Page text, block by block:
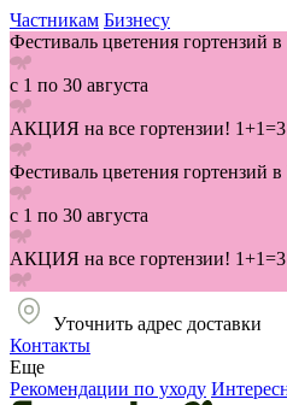
Частникам Бизнесу
Фестиваль цветения гортензий
с 1 по 30 августа
АКЦИЯ на все гортензии! 1+1=3
Фестиваль цветения гортензий
с 1 по 30 августа
АКЦИЯ на все гортензии! 1+1=3
Уточнить адрес доставки
Контакты
Еще
Рекомендации по уходу